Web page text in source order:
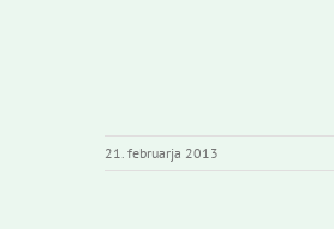
21. februarja 2013